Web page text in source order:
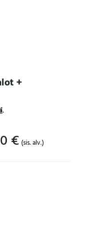
+
.
€ (sis. alv.)